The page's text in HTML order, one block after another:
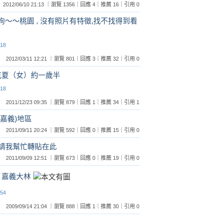
2012/06/10 21:13 ｜瀏覽 1356｜回應 4｜推薦 16｜引用 0
～～桃園 , 沒有照片有特徵,找不找得到看
2012/03/11 12:21 ｜瀏覽 801｜回應 3｜推薦 32｜引用 0
（女）約一歲半
2011/12/23 09:35 ｜瀏覽 879｜回應 1｜推薦 34｜引用 1
義)地區
2011/09/11 20:24 ｜瀏覽 592｜回應 0｜推薦 15｜引用 0
我幫忙轉貼在此
2011/09/09 12:51 ｜瀏覽 673｜回應 0｜推薦 19｜引用 0
義大林
2009/09/14 21:04 ｜瀏覽 888｜回應 1｜推薦 30｜引用 0